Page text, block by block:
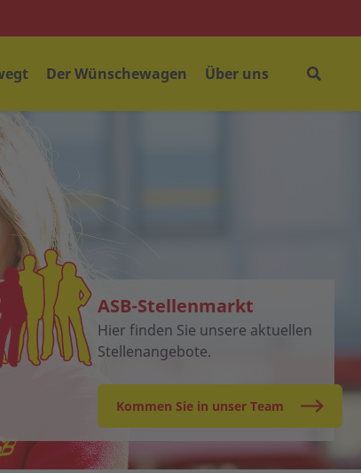
Der Wünschewagen Über uns
ASB-Stellenmarkt
Hier finden Sie unsere aktuellen
Stellenangebote.
Kommen Sie in unser Team